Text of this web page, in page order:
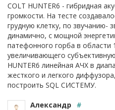
COLT HUNTER6 - гибридная
громкости. На тесте
грудную клетку, по звучанию-
динамично, с мощной
патефонного горба в области
увеличивающего
HUNTER6 линейная АЧХ в
жесткого и легкого
построить SQL СИСТЕМУ.
Александр #